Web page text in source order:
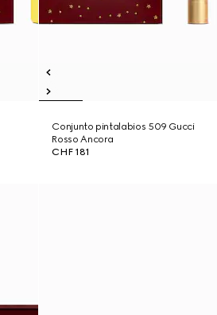
Conjunto pintalabios 509 Gucci
Rosso Ancora
CHF 181